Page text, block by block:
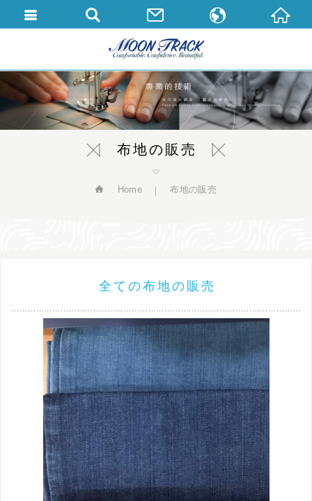
布地の販売
Home 布地の販売
全ての布地の販売
繁體中文
English
日本語